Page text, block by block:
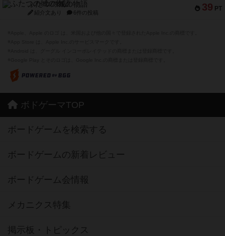
39 PT
ふたつの城の物語
紹介文あり 6件の投稿
ボドゲーマTOP
ボードゲームを検索する
ボードゲームの新着レビュー
ボードゲーム会情報
メカニクス特集
掲示板・トピックス